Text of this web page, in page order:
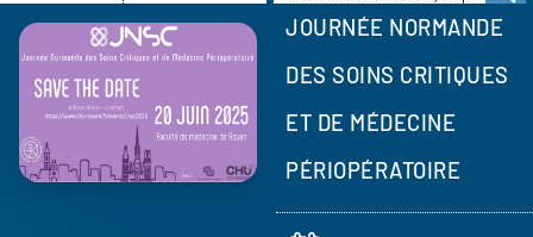
JOURNÉE NORMANDE
DES SOINS CRITIQUES
ET DE MÉDECINE
PÉRIOPÉRATOIRE